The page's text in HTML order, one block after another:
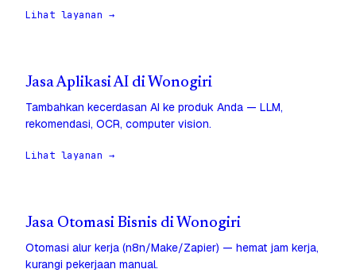
Lihat layanan →
Jasa Aplikasi AI di Wonogiri
Tambahkan kecerdasan AI ke produk Anda — LLM,
rekomendasi, OCR, computer vision.
Lihat layanan →
Jasa Otomasi Bisnis di Wonogiri
Otomasi alur kerja (n8n/Make/Zapier) — hemat jam kerja,
kurangi pekerjaan manual.